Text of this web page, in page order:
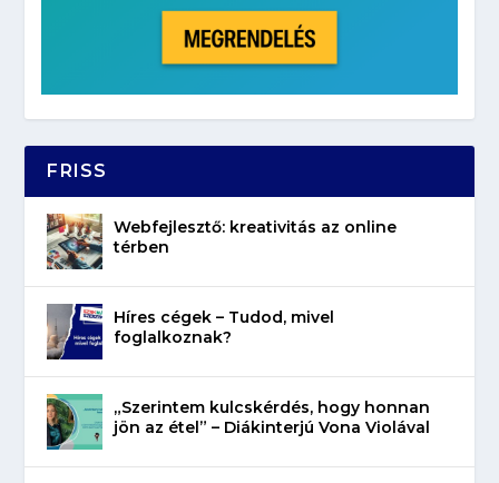
FRISS
Webfejlesztő: kreativitás az online
térben
Híres cégek – Tudod, mivel
foglalkoznak?
„Szerintem kulcskérdés, hogy honnan
jön az étel” – Diákinterjú Vona Violával